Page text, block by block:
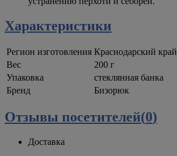
Характеристики
Регион изготовления Краснодарский край
Вес
200 г
Упаковка
стеклянная банка
Бренд
Бизорюк
Отзывы посетителей(0)
Доставка